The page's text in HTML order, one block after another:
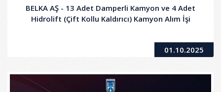
BELKA AŞ - 13 Adet Damperli Kamyon ve 4 Adet
Hidrolift (Çift Kollu Kaldırıcı) Kamyon Alım İşi
01.10.2025